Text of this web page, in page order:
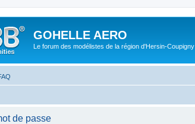
GOHELLE AERO
Le forum des modélistes de la région d'Hersin-Coupigny
de passe